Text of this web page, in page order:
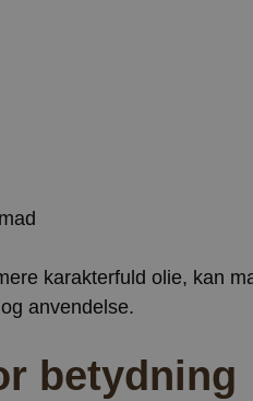
karakterfuld olie, kan
anvendelse.
betydning